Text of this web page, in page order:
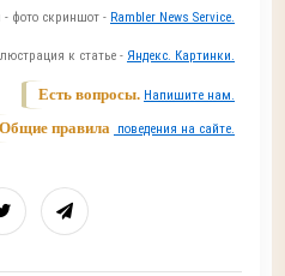
- фото скриншот - Rambler News Service.
к статье - Яндекс. Картинки.
Есть вопросы. Напишите нам.
Общие правила поведения на сайте.